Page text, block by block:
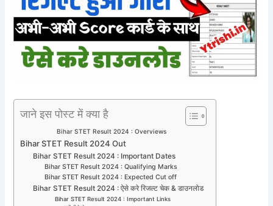
जाने इस पोस्ट में क्या है
Bihar STET Result 2024 : Overviews
Bihar STET Result 2024 Out
Bihar STET Result 2024 : Important Dates
Bihar STET Result 2024 : Qualifying Marks
Bihar STET Result 2024 : Expected Cut off
Bihar STET Result 2024 : ऐसे करे रिजल्ट चेक & डाउनलोड
Bihar STET Result 2024 : Important Links